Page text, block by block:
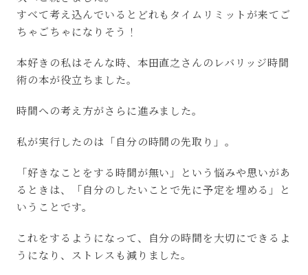
すべて考え込んでいるとどれもタイムリミットが来てご
ちゃごちゃになりそう！
本好きの私はそんな時、本田直之さんのレバリッジ時間
術の本が役立ちました。
時間への考え方がさらに進みました。
私が実行したのは「自分の時間の先取り」。
「好きなことをする時間が無い」という悩みや思いがあ
るときは、「自分のしたいことで先に予定を埋める」と
いうことです。
これをするようになって、自分の時間を大切にできるよ
うになり、ストレスも減りました。